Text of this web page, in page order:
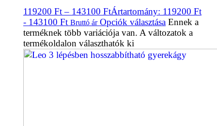
119200 Ft – 143100 FtÁrtartomány: 119200 Ft
- 143100 Ft Bruttó ár Opciók választása Ennek a
terméknek több variációja van. A változatok a
termékoldalon választhatók ki